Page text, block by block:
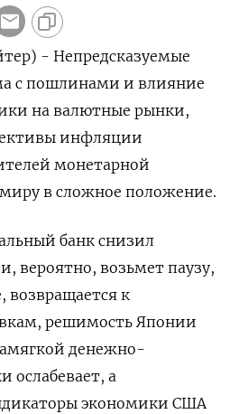
- Непредсказуемые
с пошлинами и влияние
на валютные рынки,
инфляции
монетарной
в сложное положение.
банк снизил
вероятно, возьмет паузу,
к
решимость Японии
денежно-
ослабевает, а
экономики США